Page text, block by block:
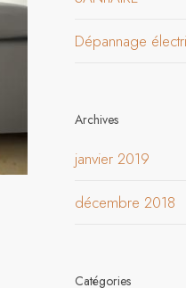
Dépannage
Archives
janvier 2019
décembre 2018
Catégories